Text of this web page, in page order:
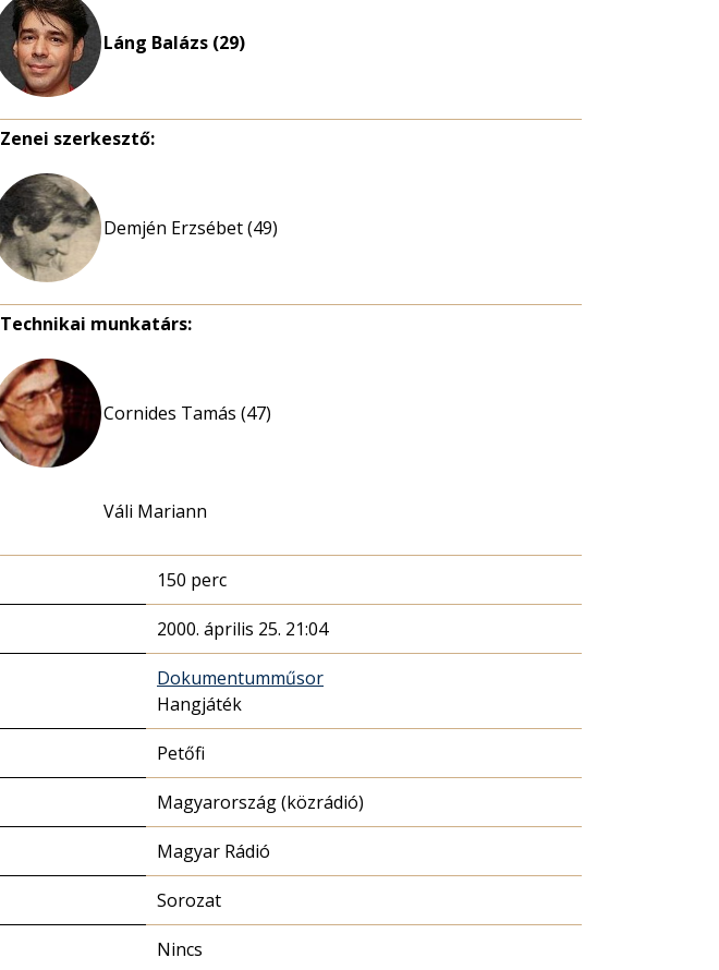
Láng Balázs (29)
Zenei szerkesztő:
Demjén Erzsébet (49)
Technikai munkatárs:
Cornides Tamás (47)
Váli Mariann
150 perc
2000. április 25. 21:04
Dokumentumműsor
Hangjáték
Petőfi
Magyarország (közrádió)
Magyar Rádió
Sorozat
Nincs